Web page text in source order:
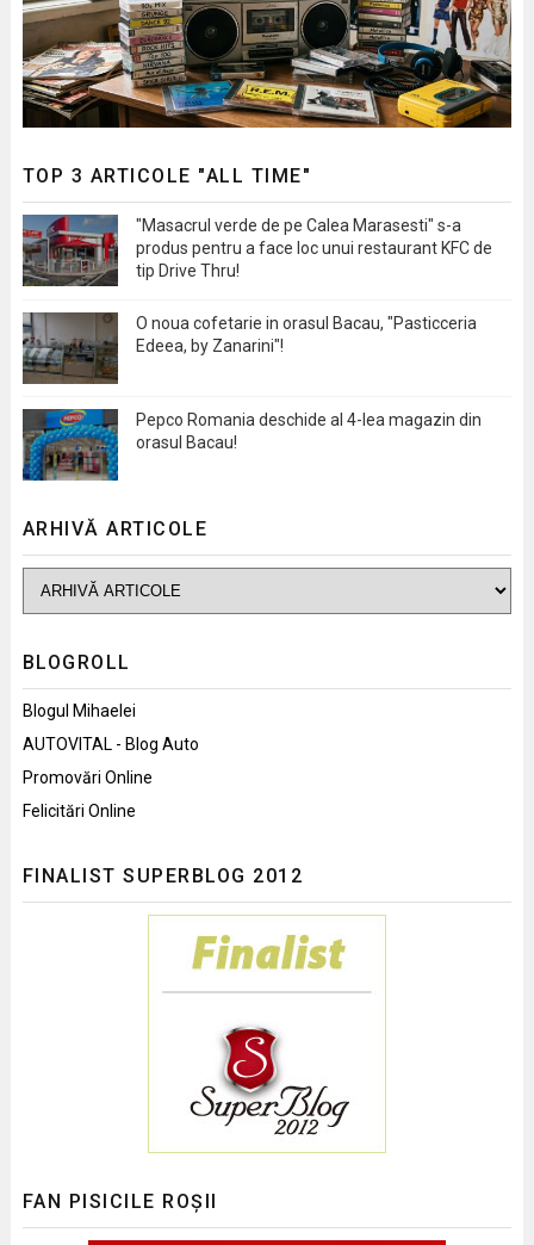
TOP 3 ARTICOLE "ALL TIME"
"Masacrul verde de pe Calea Marasesti" s-a
produs pentru a face loc unui restaurant KFC de
tip Drive Thru!
O noua cofetarie in orasul Bacau, "Pasticceria
Edeea, by Zanarini"!
Pepco Romania deschide al 4-lea magazin din
orasul Bacau!
ARHIVĂ ARTICOLE
BLOGROLL
Blogul Mihaelei
AUTOVITAL - Blog Auto
Promovări Online
Felicitări Online
FINALIST SUPERBLOG 2012
FAN PISICILE ROȘII